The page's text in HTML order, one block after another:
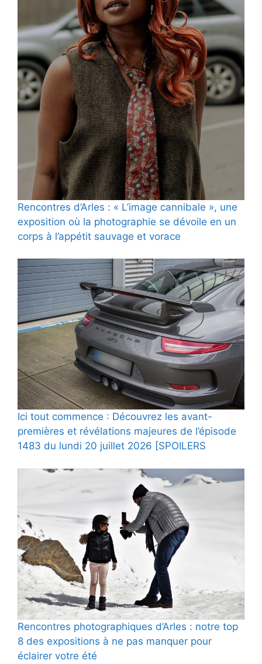
Rencontres d’Arles : « L’image cannibale », une
exposition où la photographie se dévoile en un
corps à l’appétit sauvage et vorace
Ici tout commence : Découvrez les avant-
premières et révélations majeures de l’épisode
1483 du lundi 20 juillet 2026 [SPOILERS
Rencontres photographiques d’Arles : notre top
8 des expositions à ne pas manquer pour
éclairer votre été